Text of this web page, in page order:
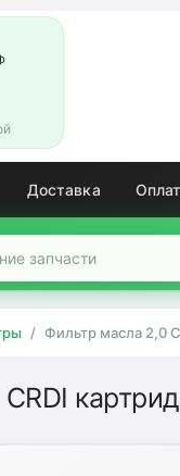
Доставка
Фильтр масла 2,0